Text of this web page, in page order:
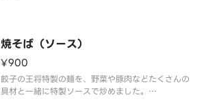
す。」
使用した麺は、表面がつるっつる、芯はコシがあ
焼そば（ソース）
¥900
餃子の王将特製の麺を、野菜や豚肉などたくさんの
具材と一緒に特製ソースで炒めました。